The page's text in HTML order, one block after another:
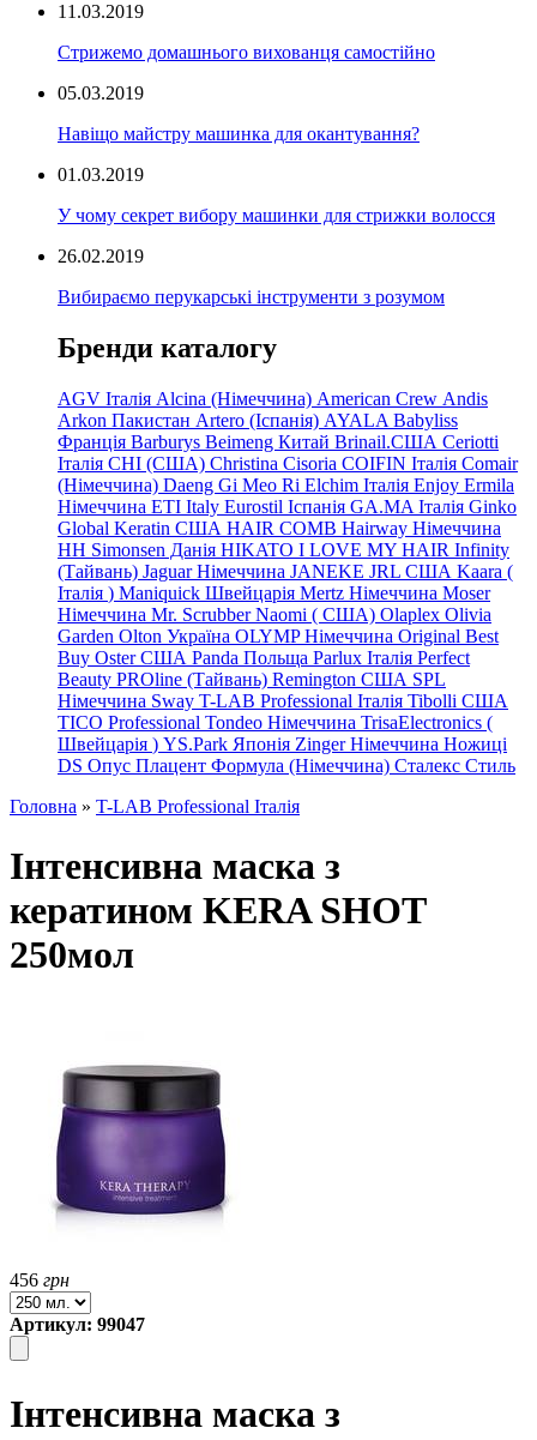
11.03.2019
Стрижемо домашнього вихованця самостійно
05.03.2019
Навіщо майстру машинка для окантування?
01.03.2019
У чому секрет вибору машинки для стрижки волосся
26.02.2019
Вибираємо перукарські інструменти з розумом
Бренди каталогу
AGV Італія Alcina (Німеччина) American Crew Andis
Arkon Пакистан Artero (Іспанія) AYALA Babyliss
Франція Barburys Beimeng Китай Brinail.США Ceriotti
Італія CHI (США) Christina Cisoria COIFIN Італія Comair
(Німеччина) Daeng Gi Meo Ri Elchim Італія Enjoy Ermila
Німеччина ETI Italy Eurostil Іспанія GA.MA Італія Ginko
Global Keratin США HAIR COMB Hairway Німеччина
HH Simonsen Данія HIKATO I LOVE MY HAIR Infinity
(Тайвань) Jaguar Німеччина JANEKE JRL США Kaara (
Італія ) Maniquick Швейцарія Mertz Німеччина Moser
Німеччина Mr. Scrubber Naomi ( США) Olaplex Olivia
Garden Olton Україна OLYMP Німеччина Original Best
Buy Oster США Panda Польща Parlux Італія Perfect
Beauty PROline (Тайвань) Remington США SPL
Німеччина Sway T-LAB Professional Італія Tibolli США
TICO Professional Tondeo Німеччина TrisaElectronics (
Швейцарія ) YS.Park Японія Zinger Німеччина Ножиці
DS Опус Плацент Формула (Німеччина) Сталекс Стиль
Головна » T-LAB Professional Італія
Інтенсивна маска з
кератином KERA SHOT
250мол
456 грн
Артикул: 99047
Інтенсивна маска з